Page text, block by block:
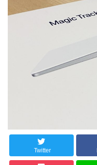
Twitter